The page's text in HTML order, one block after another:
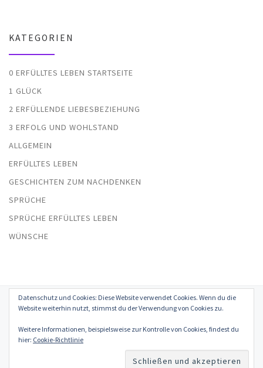
KATEGORIEN
0 ERFÜLLTES LEBEN STARTSEITE
1 GLÜCK
2 ERFÜLLENDE LIEBESBEZIEHUNG
3 ERFOLG UND WOHLSTAND
ALLGEMEIN
ERFÜLLTES LEBEN
GESCHICHTEN ZUM NACHDENKEN
SPRÜCHE
SPRÜCHE ERFÜLLTES LEBEN
WÜNSCHE
© 2026Erfülltes Leben in Glück, Liebe, Erfolg und Gesundheit
Präsentiert vonWP– Entworfen mit demCustomizr-Theme
Datenschutz und Cookies: Diese Website verwendet Cookies. Wenn du die
Website weiterhin nutzt, stimmst du der Verwendung von Cookies zu.
Weitere Informationen, beispielsweise zur Kontrolle von Cookies, findest du
hier: Cookie-Richtlinie